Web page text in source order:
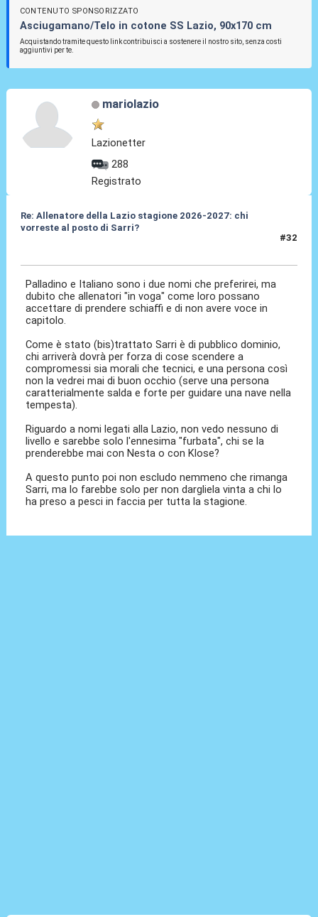
CONTENUTO SPONSORIZZATO
Asciugamano/Telo in cotone SS Lazio, 90x170 cm
Acquistando tramite questo link contribuisci a sostenere il nostro sito, senza costi
aggiuntivi per te.
mariolazio
Lazionetter
288
Registrato
Re: Allenatore della Lazio stagione 2026-2027: chi
vorreste al posto di Sarri?
#32
Palladino e Italiano sono i due nomi che preferirei, ma
dubito che allenatori "in voga" come loro possano
accettare di prendere schiaffi e di non avere voce in
capitolo.
Come è stato (bis)trattato Sarri è di pubblico dominio,
chi arriverà dovrà per forza di cose scendere a
compromessi sia morali che tecnici, e una persona così
non la vedrei mai di buon occhio (serve una persona
caratterialmente salda e forte per guidare una nave nella
tempesta).
Riguardo a nomi legati alla Lazio, non vedo nessuno di
livello e sarebbe solo l'ennesima "furbata", chi se la
prenderebbe mai con Nesta o con Klose?
A questo punto poi non escludo nemmeno che rimanga
Sarri, ma lo farebbe solo per non dargliela vinta a chi lo
ha preso a pesci in faccia per tutta la stagione.